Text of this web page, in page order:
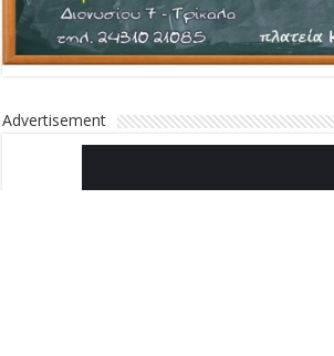
Advertisement